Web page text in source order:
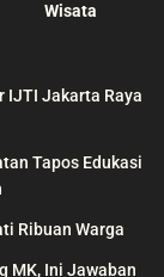
Wisata
IJTI Jakarta Raya
Tapos Edukasi
Ribuan Warga
MK, Ini Jawaban
themes/
be found in